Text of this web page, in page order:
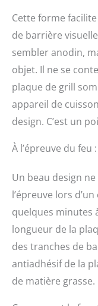
Cette forme
de barrière
sembler anodin,
objet. Il ne se
plaque de grill
appareil de
design. C’est un
À l’épreuve du
Un beau design
l’épreuve lors
quelques minutes
longueur de la
des tranches de
antiadhésif de la
de matière grasse.